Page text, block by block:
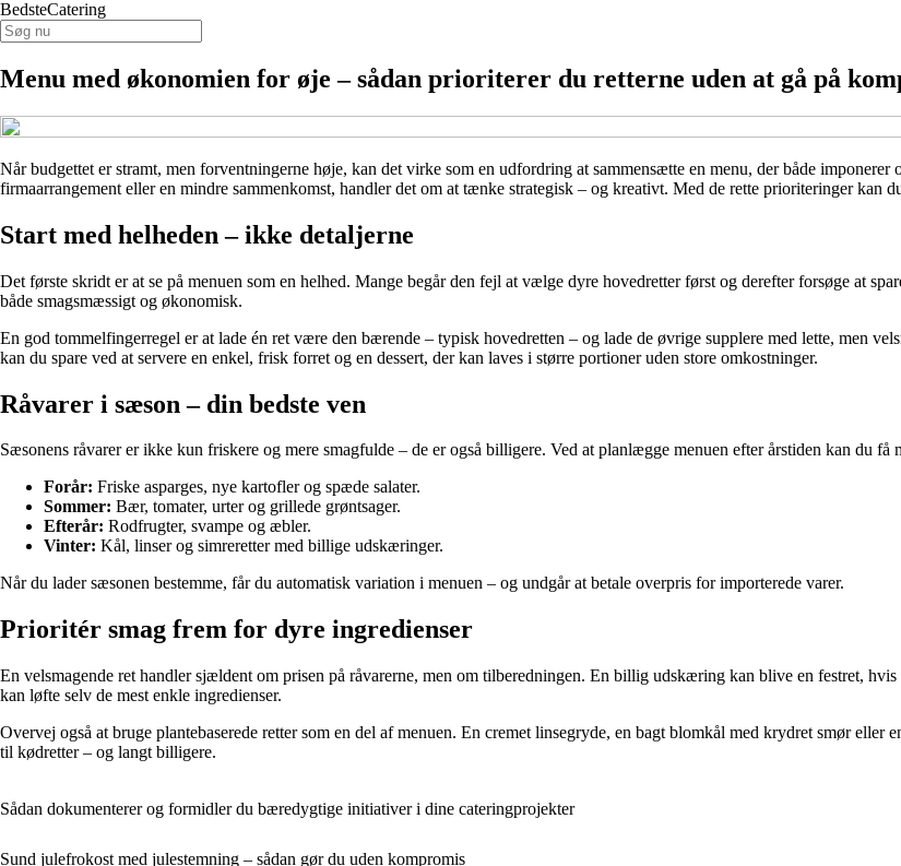
BedsteCatering
Menu med økonomien for øje – sådan prioriterer du retterne uden at gå på
Når budgettet er stramt, men forventningerne høje, kan det virke som en udfordring at sammensætte en menu, der både
firmaarrangement eller en mindre sammenkomst, handler det om at tænke strategisk – og kreativt. Med de rette prioriteringer kan
Start med helheden – ikke detaljerne
Det første skridt er at se på menuen som en helhed. Mange begår den fejl at vælge dyre hovedretter først og derefter forsøge at
både smagsmæssigt og økonomisk.
En god tommelfingerregel er at lade én ret være den bærende – typisk hovedretten – og lade de øvrige supplere med lette, men
kan du spare ved at servere en enkel, frisk forret og en dessert, der kan laves i større portioner uden store omkostninger.
Råvarer i sæson – din bedste ven
Sæsonens råvarer er ikke kun friskere og mere smagfulde – de er også billigere. Ved at planlægge menuen efter årstiden kan du få
Forår: Friske asparges, nye kartofler og spæde salater.
Sommer: Bær, tomater, urter og grillede grøntsager.
Efterår: Rodfrugter, svampe og æbler.
Vinter: Kål, linser og simreretter med billige udskæringer.
Når du lader sæsonen bestemme, får du automatisk variation i menuen – og undgår at betale overpris for importerede varer.
Prioritér smag frem for dyre ingredienser
En velsmagende ret handler sjældent om prisen på råvarerne, men om tilberedningen. En billig udskæring kan blive en festret,
kan løfte selv de mest enkle ingredienser.
Overvej også at bruge plantebaserede retter som en del af menuen. En cremet linsegryde, en bagt blomkål med krydret smør
til kødretter – og langt billigere.
Sådan dokumenterer og formidler du bæredygtige initiativer i dine cateringprojekter
Sund julefrokost med julestemning – sådan gør du uden kompromis